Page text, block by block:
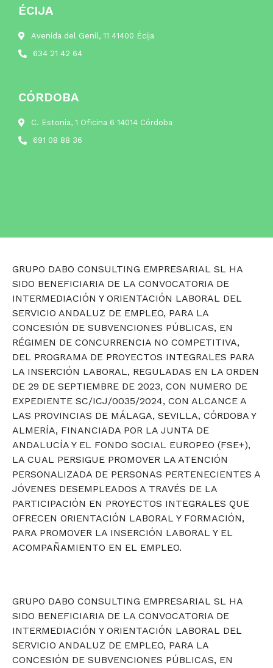
ÉCIJA
Avenida del Genil, 11 41400 Écija
634 21 42 64
CÓRDOBA
C. Estonia, 1 Oficina 6 14014 Córdoba
691 08 88 36
GRUPO DABO CONSULTING EMPRESARIAL SL HA
SIDO BENEFICIARIA DE LA CONVOCATORIA DE
INTERMEDIACIÓN Y ORIENTACIÓN LABORAL DEL
SERVICIO ANDALUZ DE EMPLEO, PARA LA
CONCESIÓN DE SUBVENCIONES PÚBLICAS, EN
RÉGIMEN DE CONCURRENCIA NO COMPETITIVA,
DEL PROGRAMA DE PROYECTOS INTEGRALES PARA
LA INSERCIÓN LABORAL, REGULADAS EN LA ORDEN
DE 29 DE SEPTIEMBRE DE 2023, CON NUMERO DE
EXPEDIENTE SC/ICJ/0035/2024, CON ALCANCE A
LAS PROVINCIAS DE MÁLAGA, SEVILLA, CÓRDOBA Y
ALMERÍA, FINANCIADA POR LA JUNTA DE
ANDALUCÍA Y EL FONDO SOCIAL EUROPEO (FSE+),
LA CUAL PERSIGUE PROMOVER LA ATENCIÓN
PERSONALIZADA DE PERSONAS PERTENECIENTES A
JÓVENES DESEMPLEADOS A TRAVÉS DE LA
PARTICIPACIÓN EN PROYECTOS INTEGRALES QUE
OFRECEN ORIENTACIÓN LABORAL Y FORMACIÓN,
PARA PROMOVER LA INSERCIÓN LABORAL Y EL
ACOMPAÑAMIENTO EN EL EMPLEO.
GRUPO DABO CONSULTING EMPRESARIAL SL HA
SIDO BENEFICIARIA DE LA CONVOCATORIA DE
INTERMEDIACIÓN Y ORIENTACIÓN LABORAL DEL
SERVICIO ANDALUZ DE EMPLEO, PARA LA
CONCESIÓN DE SUBVENCIONES PÚBLICAS, EN